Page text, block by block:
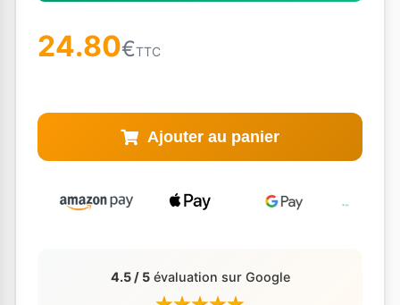
24.80€TTC
Ajouter au panier
4.5 / 5évaluation sur Google